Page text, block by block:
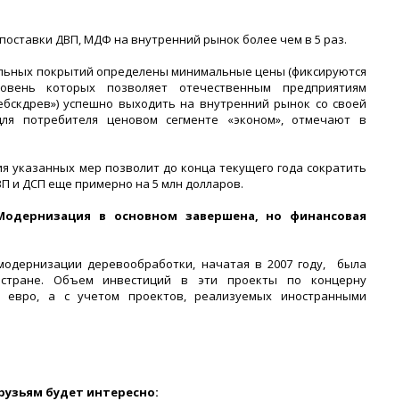
ДВП, МДФ на внутренний рынок более чем в 5 раз.
покрытий определены минимальные цены (фиксируются
которых позволяет отечественным предприятиям
успешно выходить на внутренний рынок со своей
потребителя ценовом сегменте «эконом», отмечают в
указанных мер позволит до конца текущего года сократить
и ДСП еще примерно на 5 млн долларов.
в основном завершена, но финансовая
деревообработки, начатая в 2007 году, была
Объем инвестиций в эти проекты по концерну
евро, а с учетом проектов, реализуемых иностранными
будет интересно: